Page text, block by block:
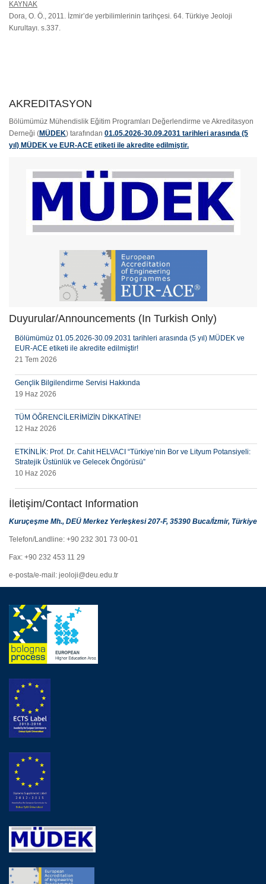
KAYNAK
Dora, O. Ö., 2011. İzmir’de yerbilimlerinin tarihçesi. 64. Türkiye Jeoloji
Kurultayı. s.337.
AKREDITASYON
Bölümümüz Mühendislik Eğitim Programları Değerlendirme ve Akreditasyon
Derneği (MÜDEK) tarafından 01.05.2026-30.09.2031 tarihleri arasında (5
yıl) MÜDEK ve EUR-ACE etiketi ile akredite edilmiştir.
Duyurular/Announcements (In Turkish Only)
Bölümümüz 01.05.2026-30.09.2031 tarihleri arasında (5 yıl) MÜDEK ve
EUR-ACE etiketi ile akredite edilmiştir!
21 Tem 2026
Gençlik Bilgilendirme Servisi Hakkında
19 Haz 2026
TÜM ÖĞRENCİLERİMİZİN DİKKATİNE!
12 Haz 2026
ETKİNLİK: Prof. Dr. Cahit HELVACI “Türkiye’nin Bor ve Lityum Potansiyeli:
Stratejik Üstünlük ve Gelecek Öngörüsü”
10 Haz 2026
İletişim/Contact Information
Kuruçeşme Mh., DEÜ Merkez Yerleşkesi 207-F, 35390 Buca/İzmir, Türkiye
Telefon/Landline: +90 232 301 73 00-01
Fax: +90 232 453 11 29
e-posta/e-mail: jeoloji@deu.edu.tr